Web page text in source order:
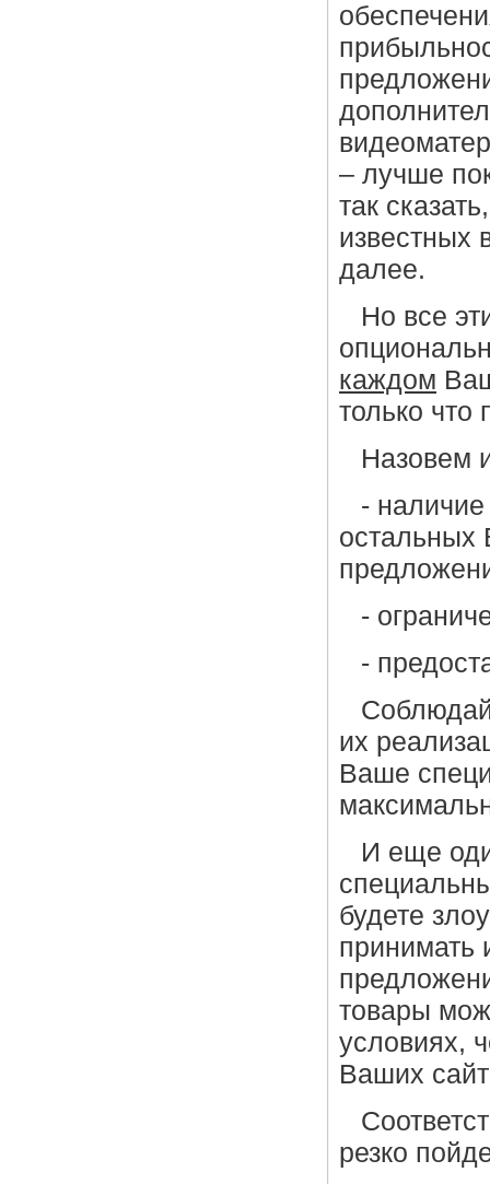
– лучше
так
известных
далее.
Но все
каждом
только
Назовем
-
остальных
-
-
их
Ваше
И еще
будете
принимать
товары
условиях,
Ваших
резко